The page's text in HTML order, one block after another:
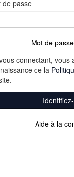
de passe
Mot de
connectant, vous
de la
Aide à la